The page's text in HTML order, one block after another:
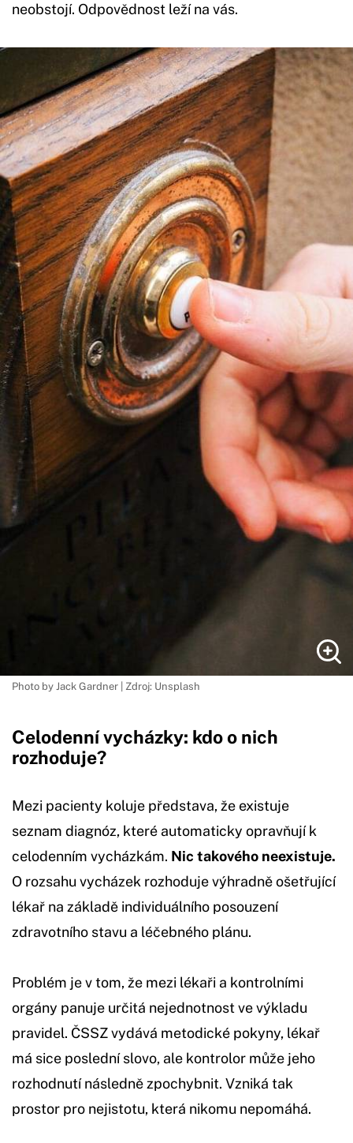
neobstojí. Odpovědnost leží na vás.
Photo by Jack Gardner | Zdroj: Unsplash
Celodenní vycházky: kdo o nich
rozhoduje?
Mezi pacienty koluje představa, že existuje
seznam diagnóz, které automaticky opravňují k
celodenním vycházkám. Nic takového neexistuje.
O rozsahu vycházek rozhoduje výhradně ošetřující
lékař na základě individuálního posouzení
zdravotního stavu a léčebného plánu.
Problém je v tom, že mezi lékaři a kontrolními
orgány panuje určitá nejednotnost ve výkladu
pravidel. ČSSZ vydává metodické pokyny, lékař
má sice poslední slovo, ale kontrolor může jeho
rozhodnutí následně zpochybnit. Vzniká tak
prostor pro nejistotu, která nikomu nepomáhá.